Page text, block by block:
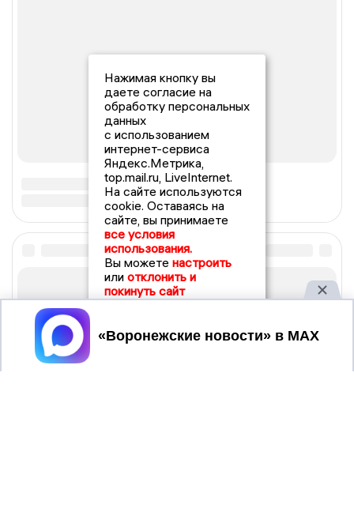
Нажимая кнопку вы
даете согласие на
обработку персональных
данных
с использованием
интернет-сервиса
Яндекс.Метрика,
top.mail.ru, LiveInternet.
На сайте используются
cookie. Оставаясь на
сайте, вы принимаете
все условия
использования.
Вы можете настроить
или отклонить и
покинуть сайт
Принять